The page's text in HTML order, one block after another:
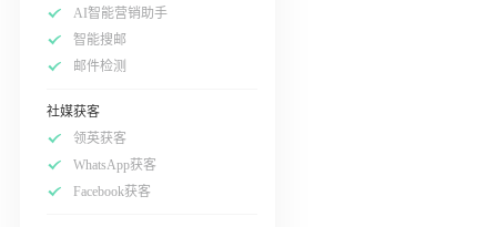
AI智能营销助手
智能搜邮
邮件检测
社媒获客
领英获客
WhatsApp获客
Facebook获客